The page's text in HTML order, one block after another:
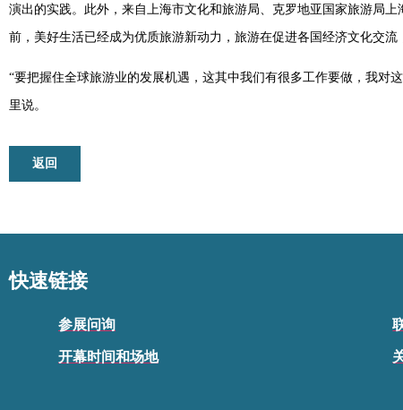
演出的实践。此外，来自上海市文化和旅游局、克罗地亚国家旅游局
前，美好生活已经成为优质旅游新动力，旅游在促进各国经济文化交
“要把握住全球旅游业的发展机遇，这其中我们有很多工作要做，我对
里说。
返回
快速链接
参展问询
开幕时间和场地